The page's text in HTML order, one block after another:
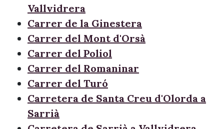
Vallvidrera
Carrer de la Ginestera
Carrer del Mont d'Orsà
Carrer del Poliol
Carrer del Romaninar
Carrer del Turó
Carretera de Santa Creu d'Olorda a
Sarrià